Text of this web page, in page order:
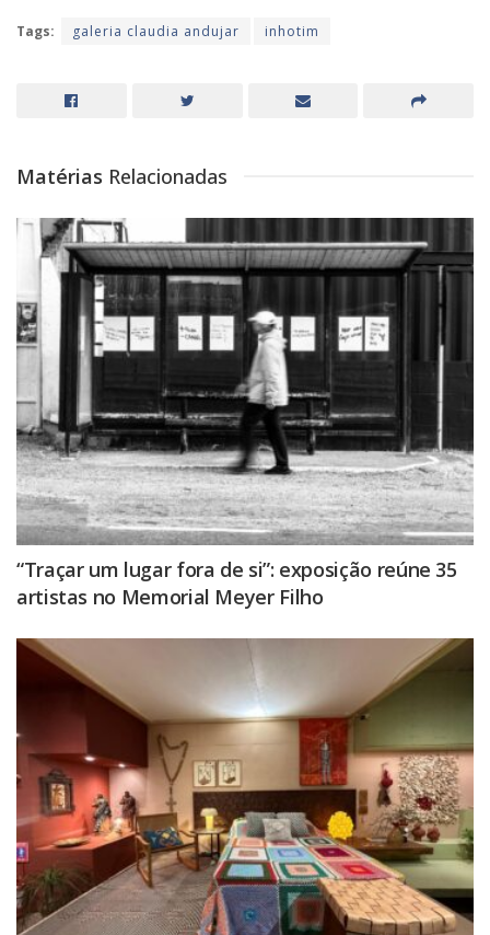
Tags: galeria claudia andujar inhotim
Matérias Relacionadas
“Traçar um lugar fora de si”: exposição reúne 35
artistas no Memorial Meyer Filho